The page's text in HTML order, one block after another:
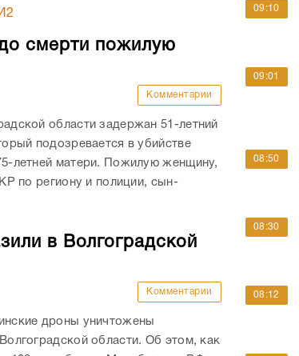
смерти пожилую
Комментарии
области задержан 51-летний
подозревается в убийстве
летней матери. Пожилую женщину,
по региону и полиции, сын-
в Волгоградской
Комментарии
дроны уничтожены
области. Об этом, как
09:10
09:01
08:50
08:30
08:12